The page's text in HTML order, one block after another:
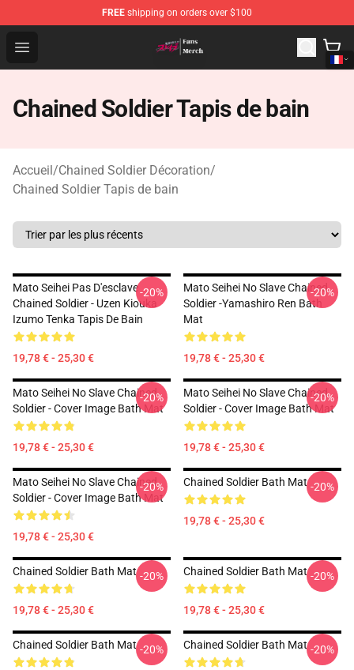
FREE shipping on orders over $100
Open menu
Chained Soldier Store - Official Chained Soldier
Chained Soldier Tapis de bain
Accueil/Chained Soldier Décoration/
Chained Soldier Tapis de bain
Mato Seihei Pas D'esclave
Chained Soldier - Uzen Kiouka
Izumo Tenka Tapis De Bain
19,78 € - 25,30 €
-20%
Mato Seihei No Slave Chained
Soldier -Yamashiro Ren Bath
Mat
19,78 € - 25,30 €
-20%
Mato Seihei No Slave Chained
Soldier - Cover Image Bath Mat
19,78 € - 25,30 €
-20%
Mato Seihei No Slave Chained
Soldier - Cover Image Bath Mat
19,78 € - 25,30 €
-20%
Mato Seihei No Slave Chained
Soldier - Cover Image Bath Mat
19,78 € - 25,30 €
-20% Chained Soldier Bath Mat
19,78 € - 25,30 €
-20%
Chained Soldier Bath Mat
19,78 € - 25,30 €
-20% Chained Soldier Bath Mat
19,78 € - 25,30 €
-20%
Chained Soldier Bath Mat -20% Chained Soldier Bath Mat -20%